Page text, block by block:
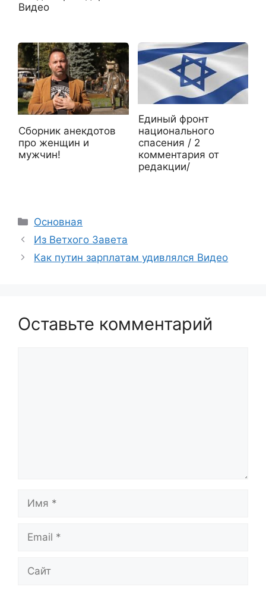
Видео
Сборник анекдотов
про женщин и
мужчин!
Единый фронт
национального
спасения / 2
комментария от
редакции/
Рубрики
Основная
Из Ветхого Завета
Как путин зарплатам удивлялся Видео
Оставьте комментарий